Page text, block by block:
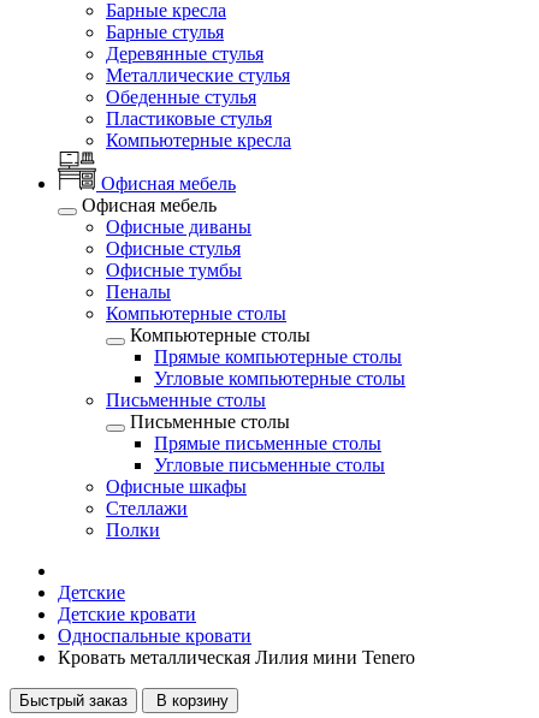
Барные кресла
Барные стулья
Деревянные стулья
Металлические стулья
Обеденные стулья
Пластиковые стулья
Компьютерные кресла
Офисная мебель
Офисная мебель
Офисные диваны
Офисные стулья
Офисные тумбы
Пеналы
Компьютерные столы
Компьютерные столы
Прямые компьютерные столы
Угловые компьютерные столы
Письменные столы
Письменные столы
Прямые письменные столы
Угловые письменные столы
Офисные шкафы
Стеллажи
Полки
Детские
Детские кровати
Односпальные кровати
Кровать металлическая Лилия мини Tenero
Быстрый заказ В корзину